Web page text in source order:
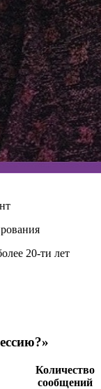
20-ти лет
Количество
сообщений